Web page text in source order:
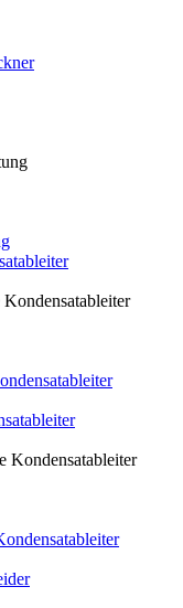
Kondensatableiter